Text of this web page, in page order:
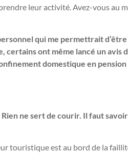
leur activité. Avez-vous au
qui me permettrait
certains ont même lancé un avis
domestique en pension
ne sert de courir. Il faut
touristique est au bord de la